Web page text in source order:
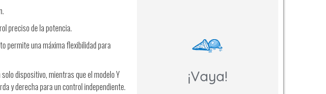
preciso de la potencia.
permite una máxima flexibilidad para
dispositivo, mientras que el modelo Y
y derecha para un control independiente.
¡Vaya!